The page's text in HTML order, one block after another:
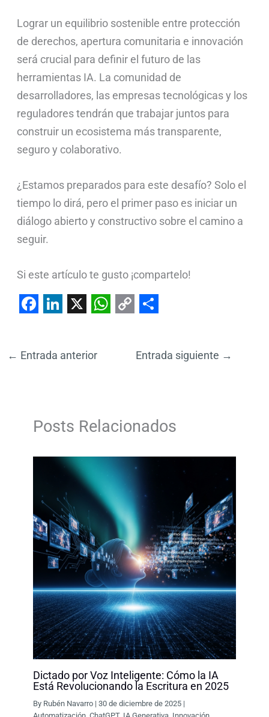
Lograr un equilibrio sostenible entre protección
de derechos, apertura comunitaria e innovación
será crucial para definir el futuro de las
herramientas IA. La comunidad de
desarrolladores, las empresas tecnológicas y los
reguladores tendrán que trabajar juntos para
construir un ecosistema más transparente,
seguro y colaborativo.
¿Estamos preparados para este desafío? Solo el
tiempo lo dirá, pero el primer paso es iniciar un
diálogo abierto y constructivo sobre el camino a
seguir.
Si este artículo te gusto ¡compartelo!
c
n
d
I
n
a
A
p
p
i
n
k
a
← Entrada anterior Entrada siguiente →
Posts Relacionados
Dictado por Voz Inteligente: Cómo la IA
Está Revolucionando la Escritura en 2025
By Rubén Navarro |30 de diciembre de 2025 |